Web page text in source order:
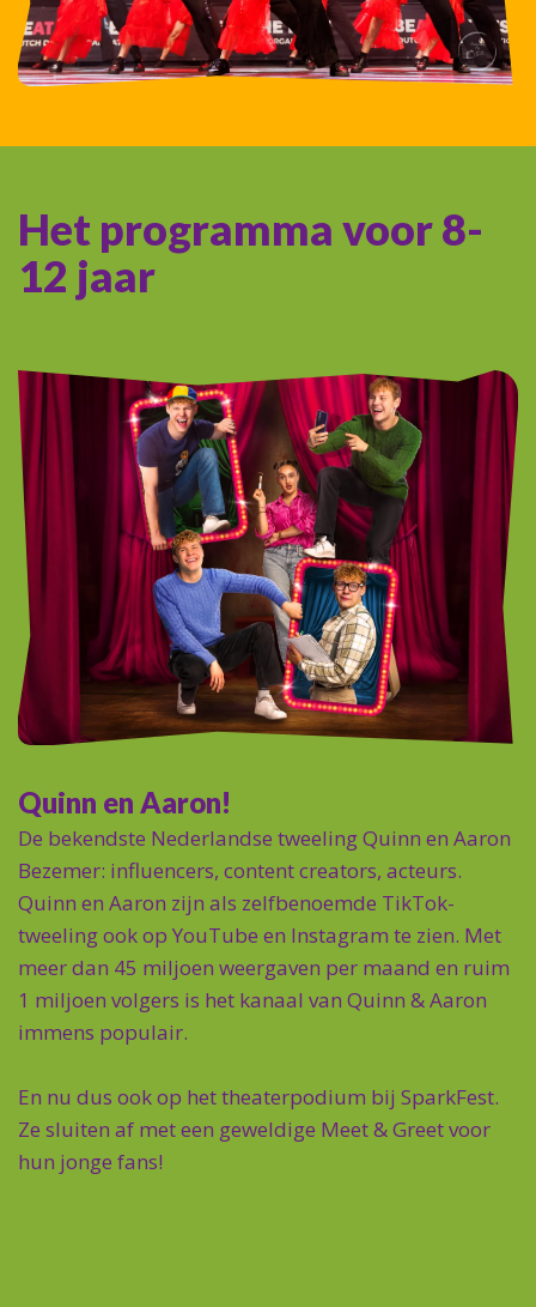
Het programma voor 8-
12 jaar
Quinn en Aaron!
De bekendste Nederlandse tweeling Quinn en Aaron
Bezemer: influencers, content creators, acteurs.
Quinn en Aaron zijn als zelfbenoemde TikTok-
tweeling ook op YouTube en Instagram te zien. Met
meer dan 45 miljoen weergaven per maand en ruim
1 miljoen volgers is het kanaal van Quinn & Aaron
immens populair.
En nu dus ook op het theaterpodium bij SparkFest.
Ze sluiten af met een geweldige Meet & Greet voor
hun jonge fans!